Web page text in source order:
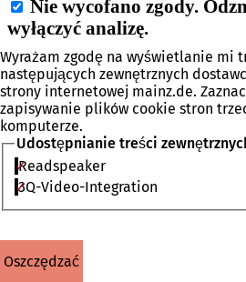
Wyrażam zgodę na wyświetlanie mi
następujących zewnętrznych
strony internetowej mainz.de.
zapisywanie plików cookie stron
komputerze.
Udostępnianie treści
Readspeaker
3Q-Video-Integration
oszczędzać